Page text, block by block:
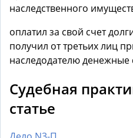
наследственного
оплатил за свой счет
получил от третьих лиц
наследодателю денежные
Судебная
статье